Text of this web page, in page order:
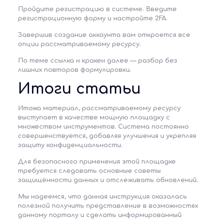
Пройдите регистрацию в системе. Введите
регистрационную форму и настройте 2FA.
Завершив создание аккаунта вам откроется все
опции рассматриваемому ресурсу.
По теме ссылка н кракен далее — разбор без
лишних повторов формулировки.
Итоги статьи
Итожа материал, рассматриваемому ресурсу
выступает в качестве мощную площадку с
множеством инструментов. Система постоянно
совершенствуется, добавляя улучшения и укрепляя
защиту конфиденциальности.
Для безопасного применения этой площадке
требуется следовать основные советы
защищённости данных и отслеживать обновлений.
Мы надеемся, что данная инструкция оказалась
полезной получить представление в возможностях
данному порталу и сделать информированный